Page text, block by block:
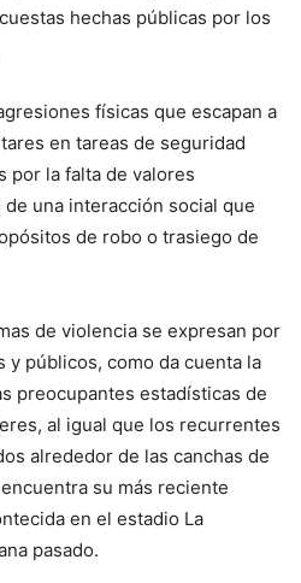
hechas públicas por los
físicas que escapan a
en tareas de seguridad
por la falta de valores
una interacción social que
de robo o trasiego de
de violencia se expresan por
y públicos, como da cuenta la
preocupantes estadísticas de
al igual que los recurrentes
alrededor de las canchas de
su más reciente
en el estadio La
pasado.